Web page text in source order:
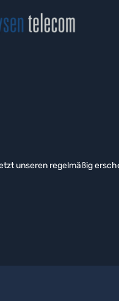
unseren regelmäßig